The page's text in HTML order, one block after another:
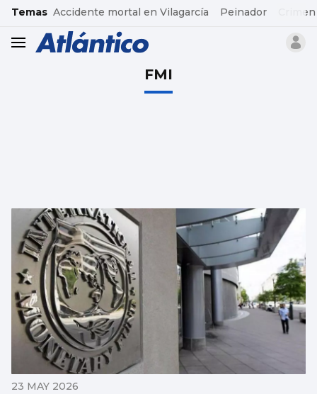
common.go-to-content
Temas Accidente mortal en Vilagarcía Peinador
header.menu.open
FMI
23 MAY 2026